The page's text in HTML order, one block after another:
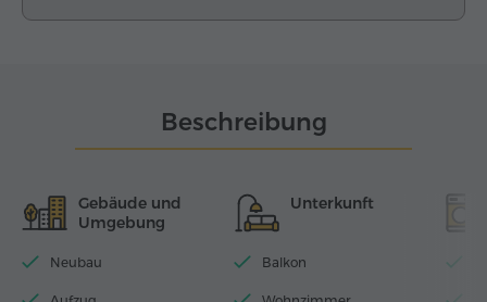
Beschreibung
Gebäude und
Umgebung
Neubau
Unterkunft
Balkon